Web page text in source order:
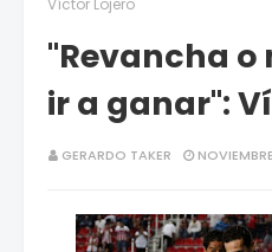
Víctor Lojero
"Revancha o
ir a ganar":
GERARDO TAKER